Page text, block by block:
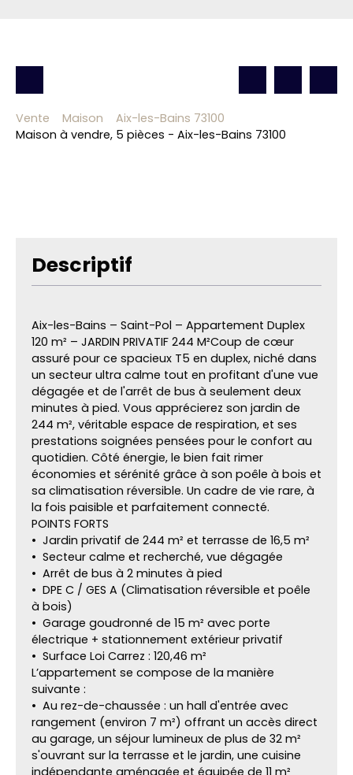
Vente Maison
Aix-les-Bains 73100
Maison à vendre, 5 pièces - Aix-les-Bains 73100
Descriptif
Aix-les-Bains – Saint-Pol – Appartement Duplex
120 m² – JARDIN PRIVATIF 244 M²Coup de cœur
assuré pour ce spacieux T5 en duplex, niché dans
un secteur ultra calme tout en profitant d'une vue
dégagée et de l'arrêt de bus à seulement deux
minutes à pied. Vous apprécierez son jardin de
244 m², véritable espace de respiration, et ses
prestations soignées pensées pour le confort au
quotidien. Côté énergie, le bien fait rimer
économies et sérénité grâce à son poêle à bois et
sa climatisation réversible. Un cadre de vie rare, à
la fois paisible et parfaitement connecté.
POINTS FORTS
Jardin privatif de 244 m² et terrasse de 16,5 m²
Secteur calme et recherché, vue dégagée
Arrêt de bus à 2 minutes à pied
DPE C / GES A (Climatisation réversible et poêle
à bois)
Garage goudronné de 15 m² avec porte
électrique + stationnement extérieur privatif
Surface Loi Carrez : 120,46 m²
L’appartement se compose de la manière
suivante :
Au rez-de-chaussée : un hall d'entrée avec
rangement (environ 7 m²) offrant un accès direct
au garage, un séjour lumineux de plus de 32 m²
s'ouvrant sur la terrasse et le jardin, une cuisine